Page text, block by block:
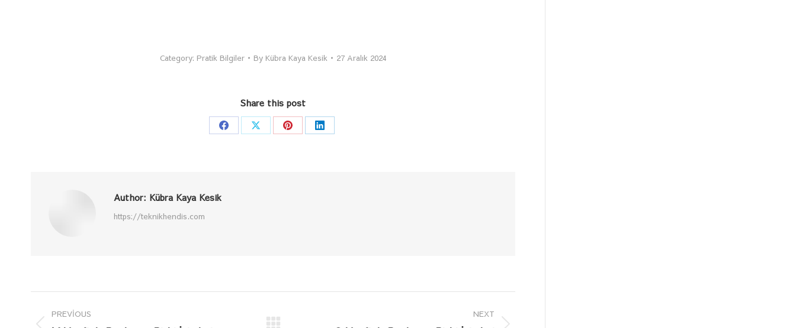
Category: Pratik Bilgiler By Kübra Kaya Kesik 27 Aralık 2024
Share this post
Share Share Share Share
Author: Kübra Kaya Kesik
https://teknikhendis.com
PREVIOUS NEXT